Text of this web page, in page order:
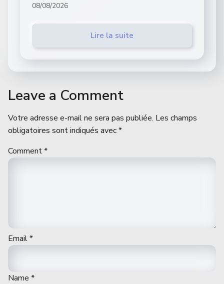
08/08/2026
Lire la suite
Leave a Comment
Votre adresse e-mail ne sera pas publiée. Les champs
obligatoires sont indiqués avec*
Comment*
Email*
Name *